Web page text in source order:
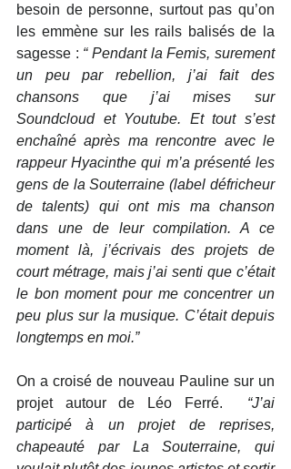
besoin de personne, surtout pas qu’on
les emmène sur les rails balisés de la
sagesse : “ Pendant la Femis, surement
un peu par rebellion, j’ai fait des
chansons que j’ai mises sur
Soundcloud et Youtube. Et tout s’est
enchaîné après ma rencontre avec le
rappeur Hyacinthe qui m’a présenté les
gens de la Souterraine (label défricheur
de talents) qui ont mis ma chanson
dans une de leur compilation. A ce
moment là, j’écrivais des projets de
court métrage, mais j’ai senti que c’était
le bon moment pour me concentrer un
peu plus sur la musique. C’était depuis
longtemps en moi.”
On a croisé de nouveau Pauline sur un
projet autour de Léo Ferré. “J’ai
participé à un projet de reprises,
chapeauté par La Souterraine, qui